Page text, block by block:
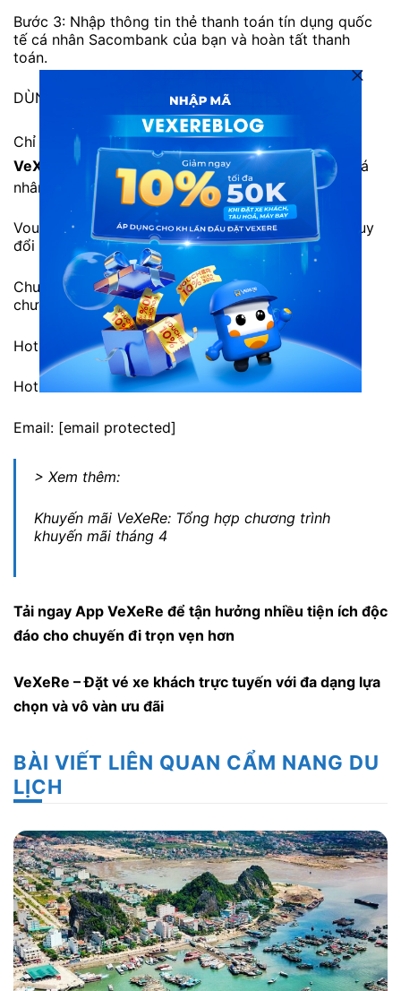
Bước 3: Nhập thông tin thẻ thanh toán tín dụng quốc
tế cá nhân Sacombank của bạn và hoàn tất thanh
toán.
DÙNG ƯU ĐÃI NGAY
Chỉ áp dụng cho khách hàngđặt vé tại ứng dụng
VeXeRe
và thanh toán bằng thẻ tín dụng quốc tế cá
nhân Sacombank.
Voucher không được hoàn lại và không có giá trị quy
đổi thành tiền mặt.
Chương trình ưu đãi có thể áp dụng đồng thời với
chương trình khuyến mãi khác của VeXeRe.
Hotline Sacombank: 1900 55 55 88.
Hotline VeXeRe: 1900 88 86 84.
Email: [email protected]
> Xem thêm:
Khuyến mãi VeXeRe: Tổng hợp chương trình
khuyến mãi tháng 4
Tải ngay App VeXeRe để tận hưởng nhiều tiện ích độc
đáo cho chuyến đi trọn vẹn hơn
VeXeRe – Đặt vé xe khách trực tuyến với đa dạng lựa
chọn và vô vàn ưu đãi
BÀI VIẾT LIÊN QUAN CẨM NANG DU
LỊCH